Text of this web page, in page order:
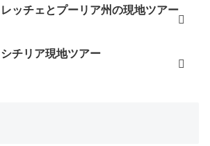
レッチェとプーリア州の現地ツアー
シチリア現地ツアー